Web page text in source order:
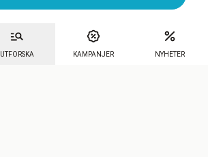
UTFORSKA KAMPANJER NYHETER